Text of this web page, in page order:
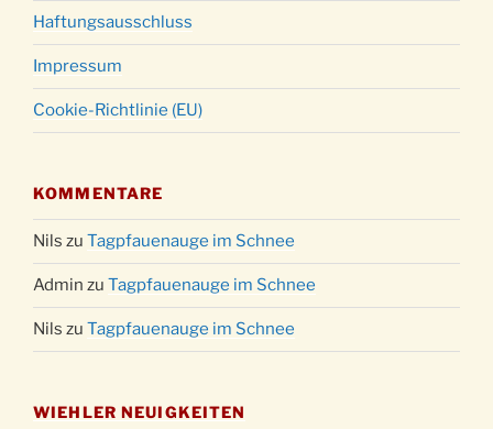
Haftungsausschluss
Impressum
Cookie-Richtlinie (EU)
KOMMENTARE
Nils zu Tagpfauenauge im Schnee
Admin zu Tagpfauenauge im Schnee
Nils zu Tagpfauenauge im Schnee
WIEHLER NEUIGKEITEN